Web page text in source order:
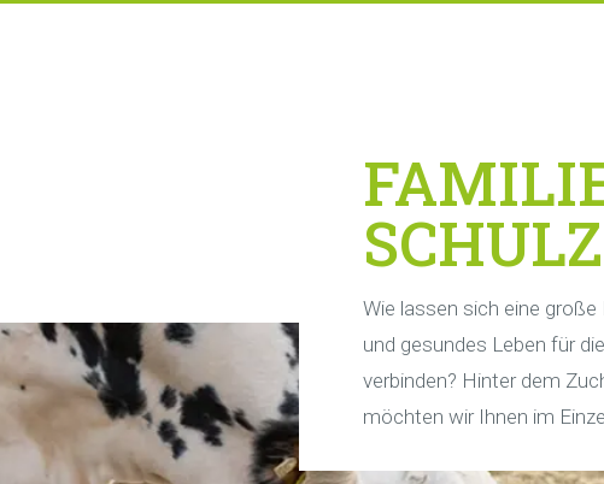
Wie lassen sich eine
und gesundes Leben für
verbinden? Hinter dem
möchten wir Ihnen im